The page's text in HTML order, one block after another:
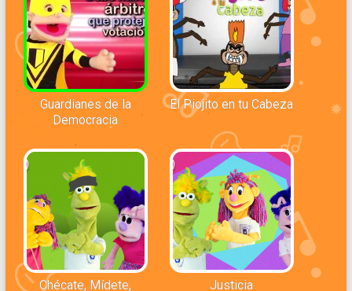
Guardianes de la
Democracia
El Piojito en tu Cabeza
Chécate, Mídete,
Justicia